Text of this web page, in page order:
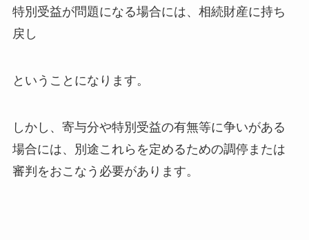
特別受益が問題になる場合には、相続財産に持ち
戻し
ということになります。
しかし、寄与分や特別受益の有無等に争いがある
場合には、別途これらを定めるための調停または
審判をおこなう必要があります。